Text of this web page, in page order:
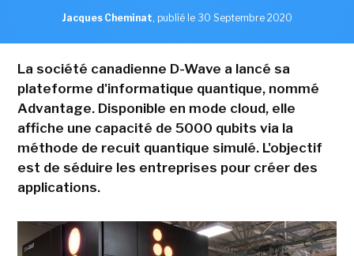
Jacques Cheminat, publié le 30 Septembre 2020
La société canadienne D-Wave a lancé sa
plateforme d'informatique quantique, nommé
Advantage. Disponible en mode cloud, elle
affiche une capacité de 5000 qubits via la
méthode de recuit quantique simulé. L'objectif
est de séduire les entreprises pour créer des
applications.